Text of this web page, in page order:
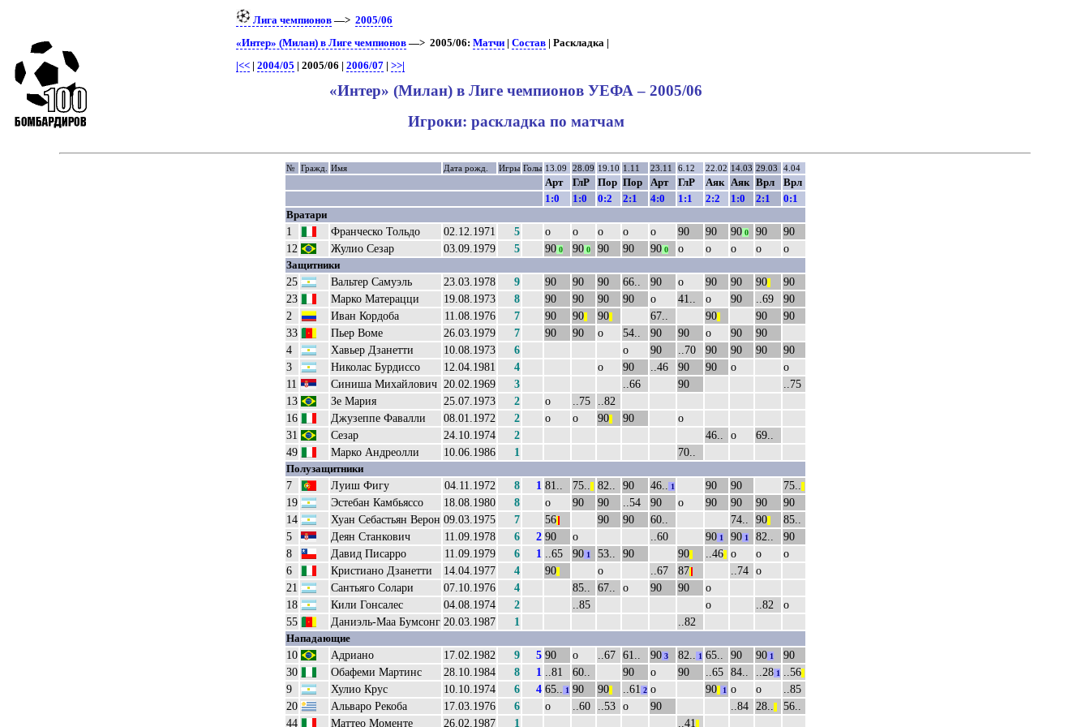
Лига чемпионов —>2005/06
«Интер» (Милан) в Лиге чемпионов —> 2005/06:Матчи |Состав | Раскладка |
|<< |2004/05 | 2005/06 |2006/07 |>>|
«Интер» (Милан) в Лиге чемпионов УЕФА – 2005/06
Игроки: раскладка по матчам
№ Гражд. Имя Дата рожд. Игры Голы 13.09 28.09 19.10 1.11 23.11 6.12 22.02 14.03 29.03 4.04
Арт ГлР Пор Пор Арт ГлР Аяк Аяк Врл
Врл
1:0
1:0 0:2 2:1 4:0 1:1 2:2 1:0 2:1
0:1
Вратари
1 Франческо Тольдо 02.12.1971 5 о о о о о 90 90 900 90
90
12
Жулио Сезар 03.09.1979 5 900 900 90 90 900 о о о о о
Защитники
25 Вальтер Самуэль 23.03.1978 9 90 90 90 66.. 90 о 90 90 90||
90
23
Марко Матерацци 19.08.1973 8 90 90 90 90 о 41.. о 90 ..69
90
2
Иван Кордоба 11.08.1976 7 90 90|| 90|| 67.. 90|| 90
90
33
Пьер Воме 26.03.1979 7 90 90 о 54.. 90 90 о 90
90
4
Хавьер Дзанетти 10.08.1973 6 о 90 ..70 90 90 90
90
3
Николас Бурдиссо 12.04.1981 4 о 90 ..46 90 90 о
о
11
Синиша Михайлович 20.02.1969 3 ..66 90
..75
13
Зе Мария 25.07.1973 2 о ..75
..82
16
Джузеппе Фавалли 08.01.1972 2 о о 90|| 90
о
31
Сезар 24.10.1974 2 46.. о
69..
49
Марко Андреолли 10.06.1986 1 70..
Полузащитники
7 Луиш Фигу 04.11.1972 8 1 81.. 75.. 82.. 90 46.. 1 90 90 75..
19 Эстебан Камбьяссо 18.08.1980 8 о 90 90 ..54 90 о 90 90 90
90
14
Хуан Себастьян Верон 09.03.1975 7 56| 90 90 60.. 74.. 90||
85..
5
Деян Станкович 11.09.1978 6 2 90 о ..60 901 901 82..
90
8
Давид Писарро 11.09.1979 6 1 ..65 901 53.. 90 90|| ..46|| о о
о
6
Кристиано Дзанетти 14.04.1977 4 90|| о ..67 87 ..74 о
21
Сантьяго Солари 07.10.1976 4 85.. 67.. о 90 90
о
18
Кили Гонсалес 04.08.1974 2 ..85 о ..82
о
55
Даниэль-Маа Бумсонг 20.03.1987 1 ..82
Нападающие
10 Адриано 17.02.1982 9 5 90 о ..67 61.. 903 82.. 1 65.. 90 901
90
30
Обафеми Мартинс 28.10.1984 8 1 ..81 60.. 90 о 90 ..65 84.. ..281 ..56||
9 Хулио Крус 10.10.1974 6 4 65.. 1 90 90|| ..61 2 о 90|| 1 о о
..85
20
Альваро Рекоба 17.03.1976 6 о ..60 ..53 о 90 ..84 28..
56..
44
Маттео Моменте 26.02.1987 1 ..41